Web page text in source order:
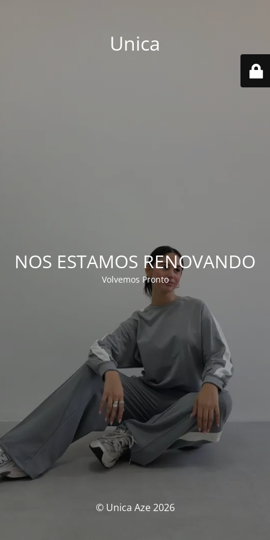
Unica
NOS ESTAMOS RENOVANDO
Volvemos Pronto
© Unica Aze 2026